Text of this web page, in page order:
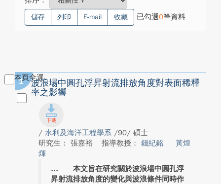
儲存 列印 E-mail 收藏 已勾選0筆資料
本頁全選
1
波浪場中圓孔浮昇射流排放角度對表面稀釋
率之影響
/ 水利及海洋工程學系 /90/ 碩士
研究生： 張嘉裕
指導教授： 錢紀銘
黃煌
煇
本文旨在研究關於波浪場中圓孔浮
昇射流排放角度的變化與波浪條件同時作